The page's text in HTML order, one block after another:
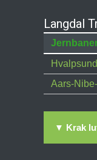
Langdal
Aars-
▼ Krak